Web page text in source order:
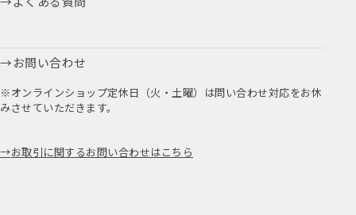
お問い合わせ
※オンラインショップ定休日（火・土曜）は問い合わせ対応をお休
みさせていただきます。
お取引に関するお問い合わせはこちら